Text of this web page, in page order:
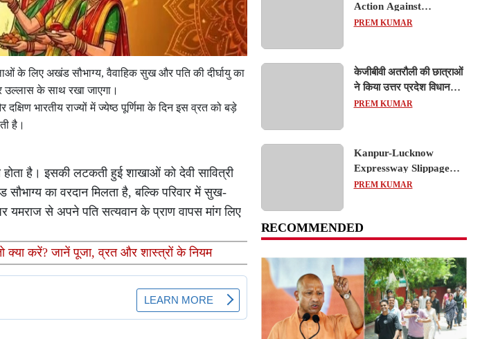
के लिए अखंड सौभाग्य, वैवाहिक सुख और पति की दीर्घायु का
उल्लास के साथ रखा जाएगा।
भारतीय राज्यों में ज्येष्ठ पूर्णिमा के दिन इस व्रत को बड़े
है।
है। इसकी लटकती हुई शाखाओं को देवी सावित्री
का वरदान मिलता है, बल्कि परिवार में सुख-
यमराज से अपने पति सत्यवान के प्राण वापस मांग लिए
क्या करें? जानें पूजा, व्रत और शास्त्रों के नियम
Action Against
Concessionaire,
Expressway Issues
PREM KUMAR
केजीबीवी अतरौली की छात्राओं
ने किया उत्तर प्रदेश विधानसभा
का शैक्षिक भ्रमण, लोकतांत्रिक
PREM KUMAR
Kanpur-Lucknow
Expressway Slippage
Action: कानपुर-लखनऊ
और कंपनियों पर गिरी गाज,
PREM KUMAR
RECOMMENDED